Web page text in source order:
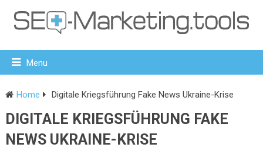
Menu
Home Digitale Kriegsführung Fake News Ukraine-Krise
DIGITALE KRIEGSFÜHRUNG FAKE
NEWS UKRAINE-KRISE